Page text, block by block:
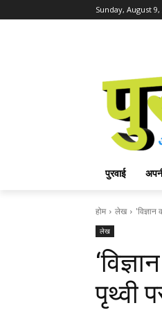
Sunday, August 9,
पुरवाई
होम लेख
लेख
पृथ्वी